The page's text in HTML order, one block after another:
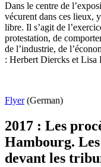
Dans le centre de
vécurent dans ces lieux,
libre. Il s’agit de
protestation, de
de l’industrie, de
: Herbert Diercks et Lisa
Flyer(German)
2017 : Les
Hambourg.
devant les